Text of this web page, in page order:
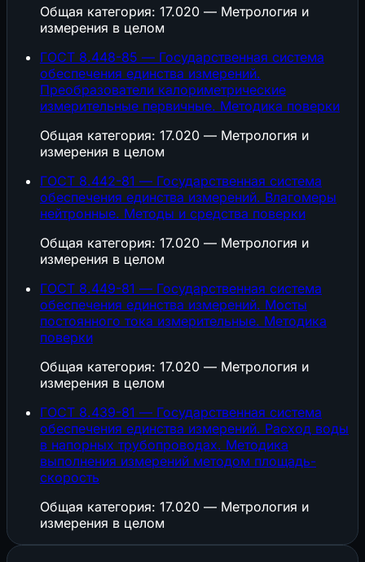
Общая категория: 17.020 — Метрология и
измерения в целом
ГОСТ 8.448-85 — Государственная система
обеспечения единства измерений.
Преобразователи калориметрические
измерительные первичные. Методика поверки
Общая категория: 17.020 — Метрология и
измерения в целом
ГОСТ 8.442-81 — Государственная система
обеспечения единства измерений. Влагомеры
нейтронные. Методы и средства поверки
Общая категория: 17.020 — Метрология и
измерения в целом
ГОСТ 8.449-81 — Государственная система
обеспечения единства измерений. Мосты
постоянного тока измерительные. Методика
поверки
Общая категория: 17.020 — Метрология и
измерения в целом
ГОСТ 8.439-81 — Государственная система
обеспечения единства измерений. Расход воды
в напорных трубопроводах. Методика
выполнения измерений методом площадь-
скорость
Общая категория: 17.020 — Метрология и
измерения в целом